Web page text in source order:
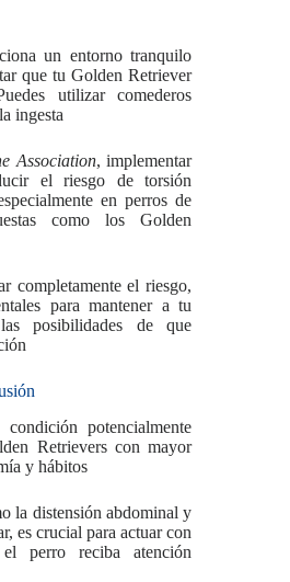
un entorno tranquilo
que tu Golden Retriever
utilizar comederos
ingesta
Association, implementar
el riesgo de torsión
en perros de
como los Golden
completamente el riesgo,
para mantener a tu
posibilidades de que
potencialmente
Retrievers con mayor
y hábitos
la distensión abdominal y
es crucial para actuar con
perro reciba atención